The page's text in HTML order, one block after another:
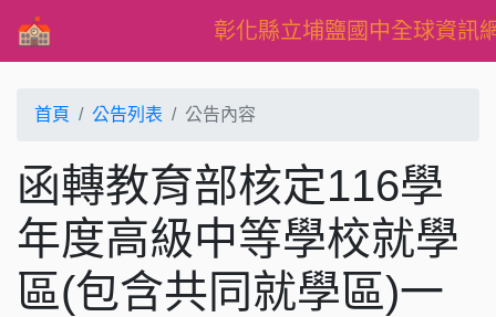
彰化縣立埔鹽國中全球資訊
首頁 公告列表 公告內容
函轉教育部核定116學
年度高級中等學校就學
區(包含共同就學區)一